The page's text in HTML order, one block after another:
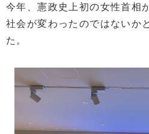
今年、憲政史上初の女性首相
社会が変わったのではないか
た。